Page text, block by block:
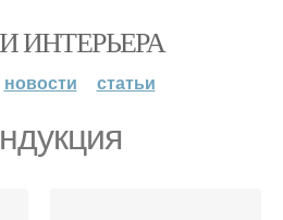
ИНТЕРЬЕРА
новости статьи